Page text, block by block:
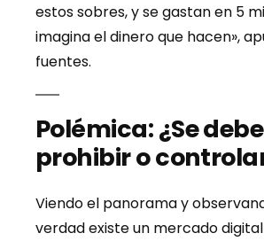
estos sobres, y se gastan en 5
imagina el dinero que hacen»,
fuentes.
Polémica: ¿Se debe
prohibir o
Viendo el panorama y
verdad existe un mercado